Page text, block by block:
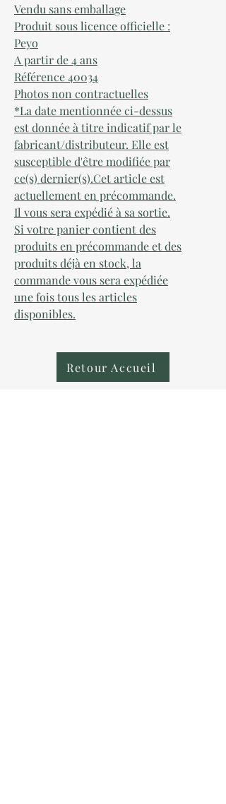
Vendu sans emballage
Produit sous licence officielle :
Peyo
A partir de 4 ans
Référence 40034
Photos non contractuelles
*La date mentionnée ci-dessus
est donnée à titre indicatif par le
fabricant/distributeur. Elle est
susceptible d'être modifiée par
ce(s) dernier(s).Cet article est
actuellement en précommande.
Il vous sera expédié à sa sortie.
Si votre panier contient des
produits en précommande et des
produits déjà en stock, la
commande vous sera expédiée
une fois tous les articles
disponibles.
Retour Accueil